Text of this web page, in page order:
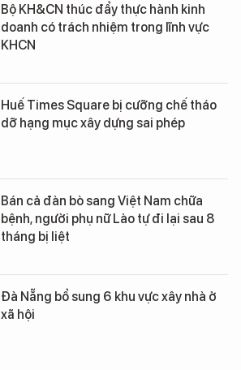
Bộ KH&CN thúc đẩy thực hành kinh
doanh có trách nhiệm trong lĩnh vực
KHCN
Huế Times Square bị cưỡng chế tháo
dỡ hạng mục xây dựng sai phép
Bán cả đàn bò sang Việt Nam chữa
bệnh, người phụ nữ Lào tự đi lại sau 8
tháng bị liệt
Đà Nẵng bổ sung 6 khu vực xây nhà ở
xã hội